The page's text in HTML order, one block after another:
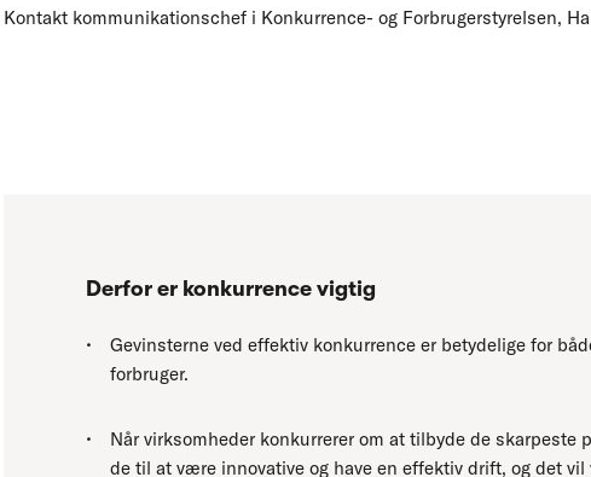
Kontakt kommunikationschef i Konkurrence- og Forbrugerstyrelsen,
Derfor er konkurrence vigtig
Gevinsterne ved effektiv konkurrence er betydelige for
forbruger.
Når virksomheder konkurrerer om at tilbyde de skarpeste
de til at være innovative og have en effektiv drift, og det